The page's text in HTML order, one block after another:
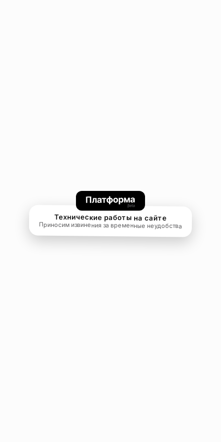
Технические работы на сайте
Приносим извинения за временные неудобства